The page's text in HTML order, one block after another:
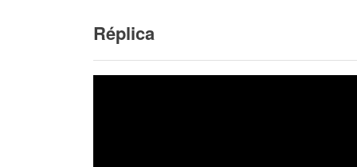
Réplica